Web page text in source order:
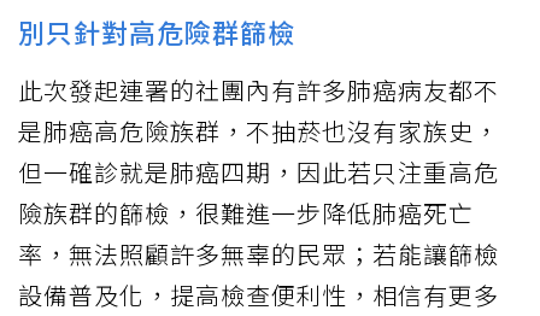
別只針對高危險群篩檢
此次發起連署的社團內有許多肺癌病友都不
是肺癌高危險族群，不抽菸也沒有家族史，
但一確診就是肺癌四期，因此若只注重高危
險族群的篩檢，很難進一步降低肺癌死亡
率，無法照顧許多無辜的民眾；若能讓篩檢
設備普及化，提高檢查便利性，相信有更多